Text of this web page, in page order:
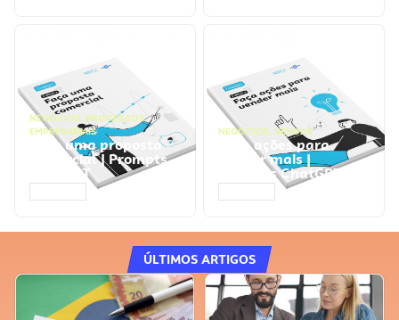
NEGÓCIOS, PROCESSOS
EMPRESARIAIS
Faça uma proposta
comercial | Prompts
ChatGPT
NEGÓCIOS, VENDAS
Faça ações para
vender mais |
Prompts ChatGPT
ÚLTIMOS ARTIGOS